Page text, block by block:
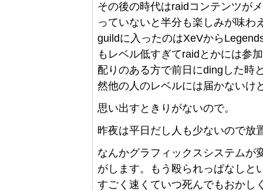
その後の時代はraidコンテンツが
っていないと半分も楽しみが味わ
guildに入ったのはXeVから
もレベル低すぎてraidとかには参
配りのある方で前日にdingした時
然他の人のレベルには届かないけ
思い出すときりがないので。
昨夜は平日だし人も少ないので放
なんかグラフィックスシステムが
がします。もう殴られっぱなしと
すごく速くていつ死んでもおかし